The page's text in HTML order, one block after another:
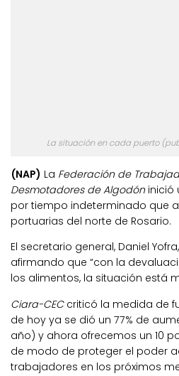
La situación en cada puerto
(NAP) La Federación de
Desmotadores de Algodóninició
por tiempo indeterminado que
portuarias del norte de Rosario.
El secretario general, Daniel
afirmando que “con la
los alimentos, la situación está
Ciara-CECcriticó la medida de
de hoy ya se dió un 77% de
año) y ahora ofrecemos un 10
de modo de proteger el poder
trabajadores en los próximos